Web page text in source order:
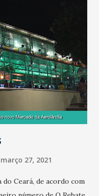
março 27, 2021
Ceará, de acordo com